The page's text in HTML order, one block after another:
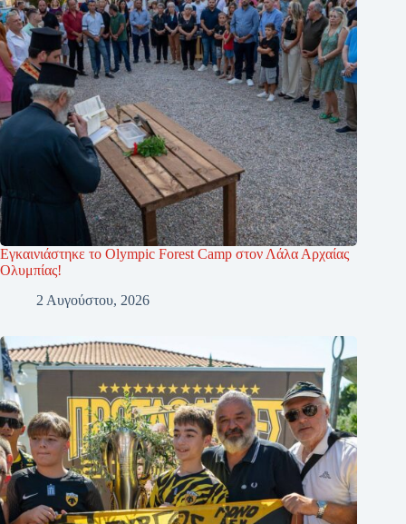
Εγκαινιάστηκε το Olympic Forest Camp στον Λάλα Αρχαίας
Ολυμπίας!
2 Αυγούστου, 2026